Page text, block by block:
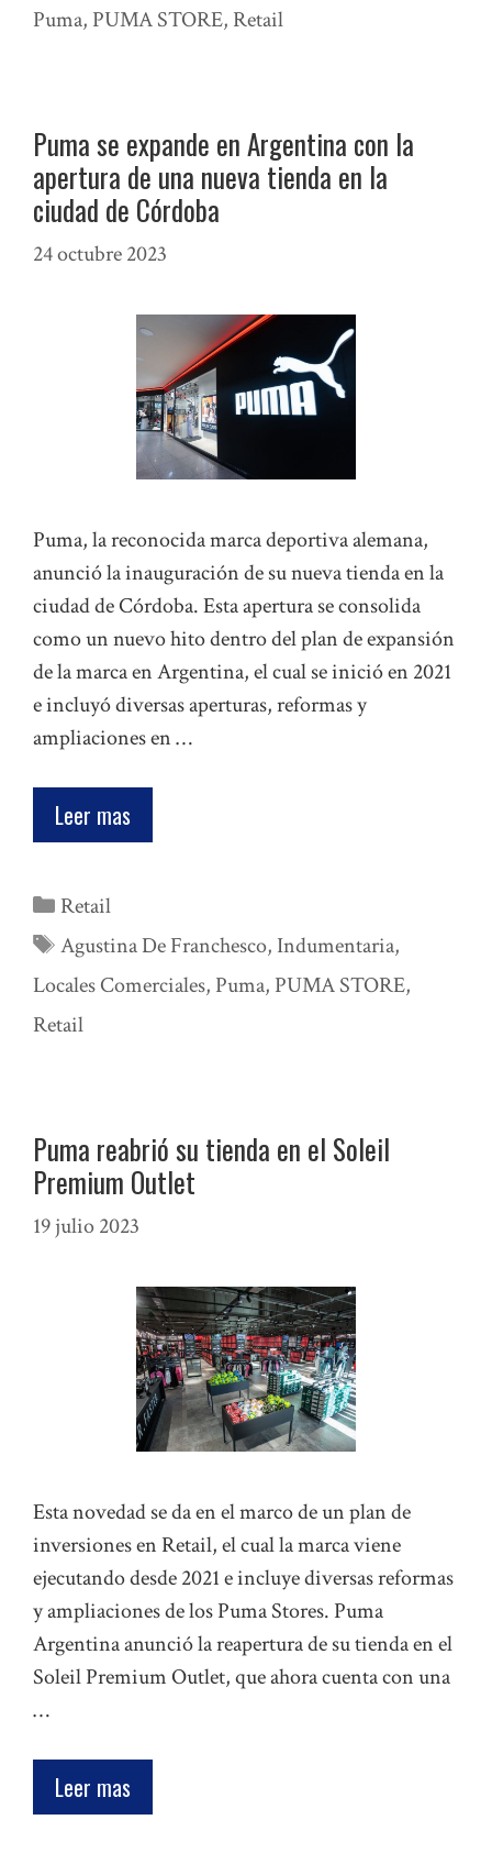
Puma, PUMA STORE, Retail
Puma se expande en Argentina con la
apertura de una nueva tienda en la
ciudad de Córdoba
24 octubre 2023
Puma, la reconocida marca deportiva alemana,
anunció la inauguración de su nueva tienda en la
ciudad de Córdoba. Esta apertura se consolida
como un nuevo hito dentro del plan de expansión
de la marca en Argentina, el cual se inició en 2021
e incluyó diversas aperturas, reformas y
ampliaciones en …
Leer mas
Categorías
Retail
Etiquetas
Agustina De Franchesco, Indumentaria,
Locales Comerciales, Puma, PUMA STORE,
Retail
Puma reabrió su tienda en el Soleil
Premium Outlet
19 julio 2023
Esta novedad se da en el marco de un plan de
inversiones en Retail, el cual la marca viene
ejecutando desde 2021 e incluye diversas reformas
y ampliaciones de los Puma Stores. Puma
Argentina anunció la reapertura de su tienda en el
Soleil Premium Outlet, que ahora cuenta con una
…
Leer mas